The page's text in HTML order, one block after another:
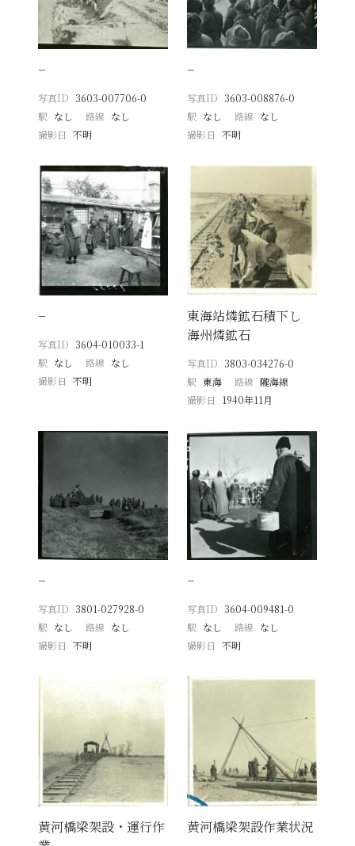
−
写真ID 3603-007706-0
駅 なし 路線 なし
撮影日
不明
−
写真ID 3603-008876-0
駅 なし 路線 なし
撮影日 不明
−
写真ID 3604-010033-1
駅 なし 路線 なし
撮影日
不明
東海站燐鉱石積下し
海州燐鉱石
写真ID 3803-034276-0
駅 東海 路線 隴海線
撮影日
1940年11月
−
写真ID 3801-027928-0
駅 なし 路線 なし
撮影日
不明
−
写真ID 3604-009481-0
駅 なし 路線 なし
撮影日 不明
黄河橋梁架設・運行作
黄河橋梁架設作業状況